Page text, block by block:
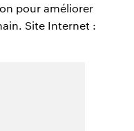
pour améliorer
Site Internet :